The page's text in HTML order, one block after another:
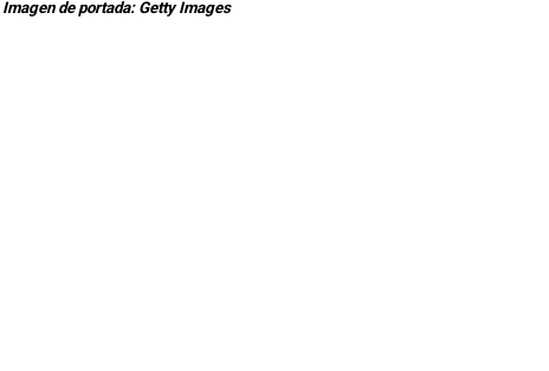
Imagen de portada: Getty Images